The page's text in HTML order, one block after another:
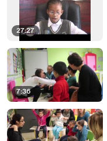
27:27
7:36